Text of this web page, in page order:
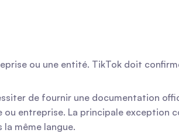
ou une entité. TikTok doit
de fournir une documentation
entreprise. La principale exception
même langue.